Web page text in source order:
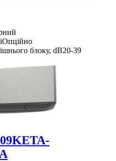
Опційно
блоку, dB20-39